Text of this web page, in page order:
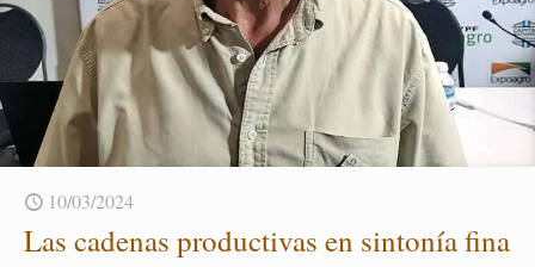
10/03/2024
Las ca­de­nas pro­duc­ti­vas en sin­to­nía fina